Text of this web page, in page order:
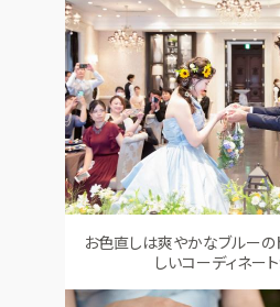
お色直しは爽やかなブルーの
しいコーディネー